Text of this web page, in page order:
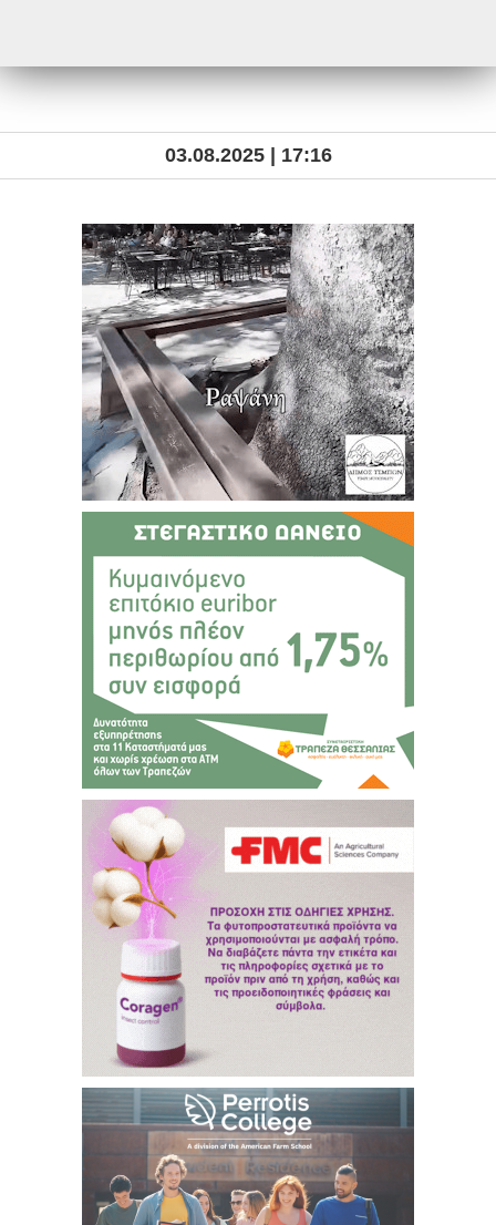
03.08.2025 | 17:16